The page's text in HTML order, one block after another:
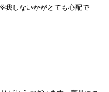
我しないかがとても心配で